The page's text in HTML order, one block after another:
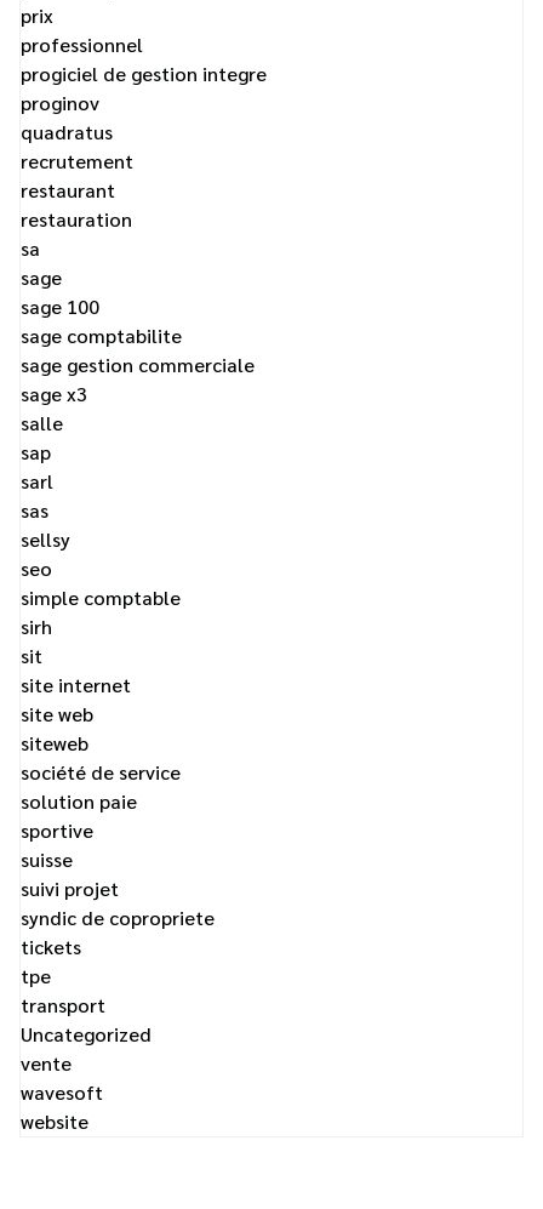
prix
professionnel
progiciel de gestion integre
proginov
quadratus
recrutement
restaurant
restauration
sa
sage
sage 100
sage comptabilite
sage gestion commerciale
sage x3
salle
sap
sarl
sas
sellsy
seo
simple comptable
sirh
sit
site internet
site web
siteweb
société de service
solution paie
sportive
suisse
suivi projet
syndic de copropriete
tickets
tpe
transport
Uncategorized
vente
wavesoft
website